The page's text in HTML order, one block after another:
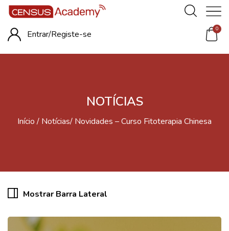
Entrar/Registe-se 0
NOTÍCIAS
Início Notícias Novidades – Curso Fitoterapia Chinesa
Mostrar Barra Lateral